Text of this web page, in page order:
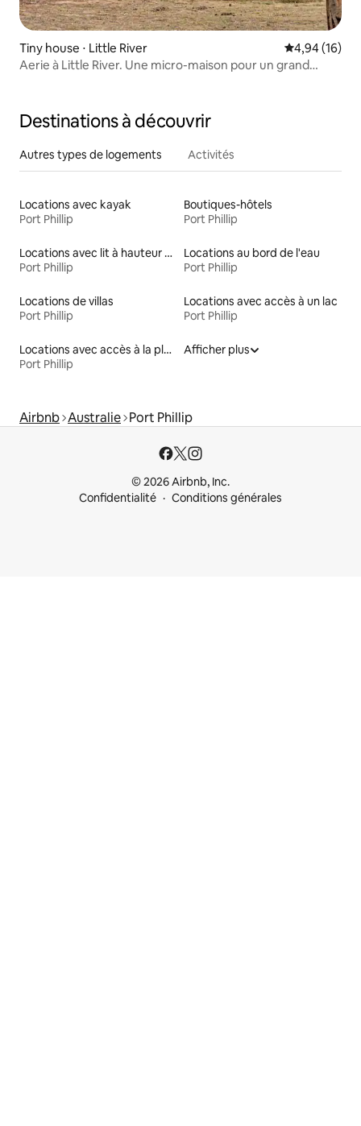
Tiny house ⋅ Little River Évaluation
4,94 (16)
Aerie à Little River. Une micro-maison pour un grand
Destinations à découvrir
Autres types de logements Activités
Locations avec kayak
Port Phillip
Boutiques-hôtels
Port Phillip
Locations avec lit à hauteur adaptée
Port Phillip
Locations au bord de l'eau
Port Phillip
Locations de villas
Port Phillip
Locations avec accès à un lac
Port Phillip
Locations avec accès à la plage
Port Phillip
Afficher plus
Airbnb Australie Port Phillip
© 2026 Airbnb, Inc.
Confidentialité
Conditions générales